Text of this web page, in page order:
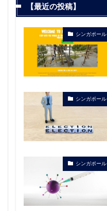
【最近の投稿】
シンガポール
シンガポール
シンガポール